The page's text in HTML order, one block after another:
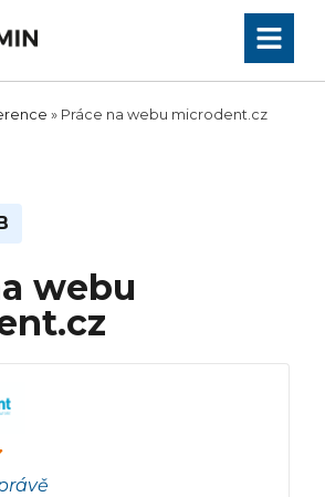
» Práce na webu microdent.cz
webu